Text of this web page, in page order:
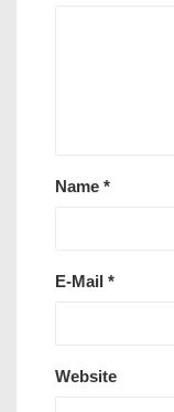
Name *
E-Mail *
Website